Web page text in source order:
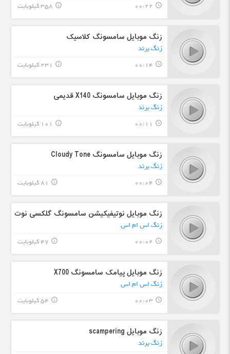
query_builder
00:22 358 کیلوبایت info_outline
زنگ موبایل سامسونگ کلاسیک
زنگ برند
query_builder
00:14 231 کیلوبایت info_outline
زنگ موبایل سامسونگ X140 قدیمی
زنگ برند
query_builder
00:11 101 کیلوبایت info_outline
زنگ موبایل سامسونگ Cloudy Tone
زنگ برند
query_builder
00:04 81 کیلوبایت info_outline
زنگ موبایل نوتیفیکیشن سامسونگ گلکسی نوت
زنگ اس ام اس
query_builder
00:02 47 کیلوبایت info_outline
زنگ موبایل پیامک سامسونگ X700
زنگ اس ام اس
query_builder
00:03 54 کیلوبایت info_outline
زنگ موبایل scampering
زنگ برند